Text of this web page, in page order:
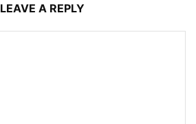
LEAVE A REPLY